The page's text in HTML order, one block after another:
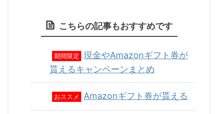
こちらの記事もおすすめです
期間限定
現金やAmazonギフト券が
貰えるキャンペーンまとめ
おススメ Amazonギフト券が貰える